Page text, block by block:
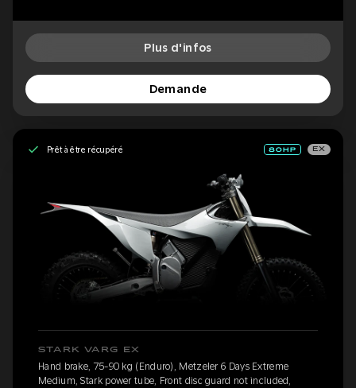
Plus d'infos
Demande
Prêt à être récupéré EX
STARK VARG EX
Hand brake, 75-90 kg (Enduro), Metzeler 6 Days Extreme
Medium, Stark power tube, Front disc guard not included,